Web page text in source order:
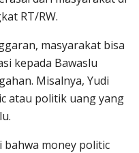
RT/RW.
masyarakat bisa
kepada Bawaslu
Misalnya, Yudi
atau politik uang yang
bahwa money politic